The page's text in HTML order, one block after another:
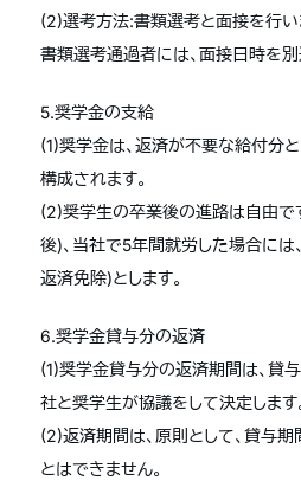
(2)選考方法:書類選考と面接を行い
書類選考通過者には、面接日時を別
5.奨学金の支給
(1)奨学金は、返済が不要な給付分
構成されます。
(2)奨学生の卒業後の進路は自由で
後)、当社で5年間就労した場合に
返済免除)とします。
6.奨学金貸与分の返済
(1)奨学金貸与分の返済期間は、貸
社と奨学生が協議をして決定します
(2)返済期間は、原則として、貸与
とはできません。